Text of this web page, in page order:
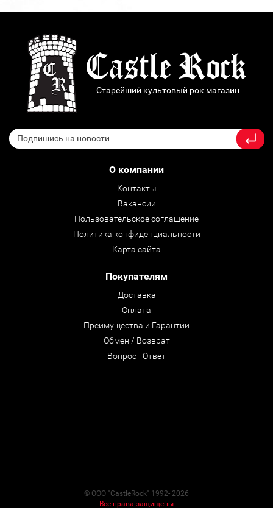
Старейший культовый рок магазин
О компании
Контакты
Вакансии
Пользовательское соглашение
Политика конфиденциальности
Карта сайта
Покупателям
Доставка
Оплата
Преимущества и Гарантии
Обмен / Возврат
Вопрос - Ответ
© ООО "CastleRock" 1992- 2026
Все права защищены